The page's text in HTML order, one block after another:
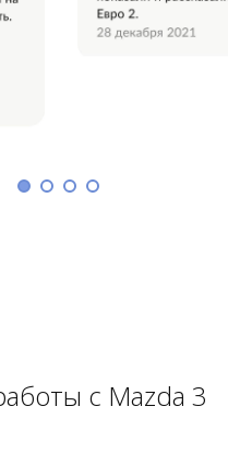
с Mazda 3